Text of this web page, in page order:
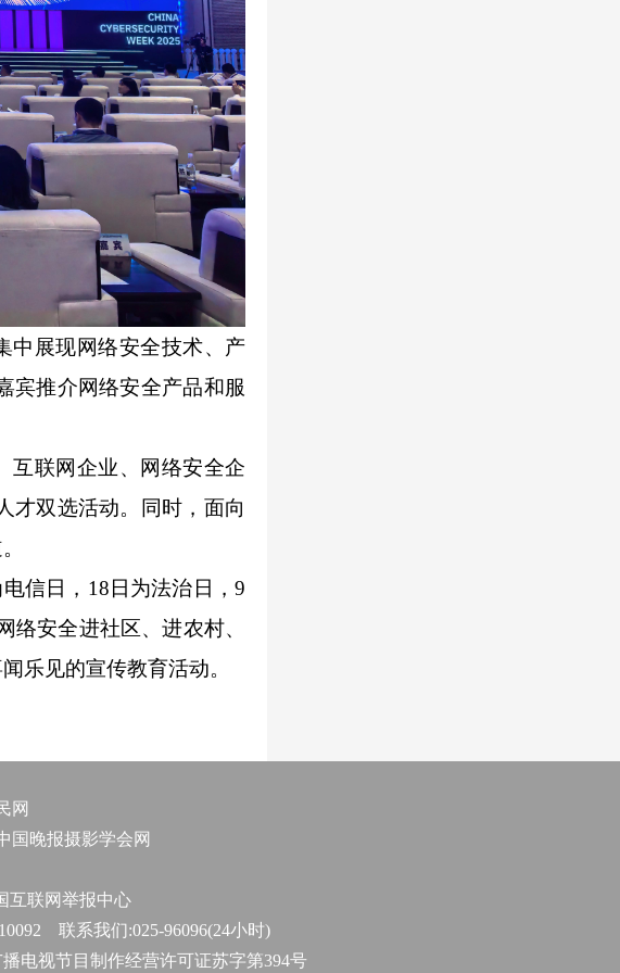
展现网络安全技术、产
宾推介网络安全产品和服
联网企业、网络安全企
才双选活动。同时，面向
信日，18日为法治日，9
络安全进社区、进农村、
乐见的宣传教育活动。
网
国晚报摄影学会网
互联网举报中心
联系我们:025-96096(24小时)
电视节目制作经营许可证苏字第394号